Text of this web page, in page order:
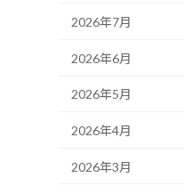
2026年7月
2026年6月
2026年5月
2026年4月
2026年3月